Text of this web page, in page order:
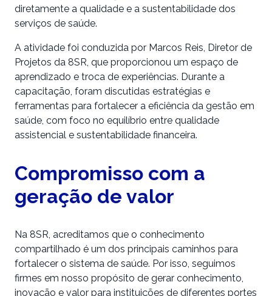
diretamente a qualidade e a sustentabilidade dos
serviços de saúde.
A atividade foi conduzida por Marcos Reis, Diretor de
Projetos da 8SR, que proporcionou um espaço de
aprendizado e troca de experiências. Durante a
capacitação, foram discutidas estratégias e
ferramentas para fortalecer a eficiência da gestão em
saúde, com foco no equilíbrio entre qualidade
assistencial e sustentabilidade financeira.
Compromisso com a
geração de valor
Na 8SR, acreditamos que o conhecimento
compartilhado é um dos principais caminhos para
fortalecer o sistema de saúde. Por isso, seguimos
firmes em nosso propósito de gerar conhecimento,
inovação e valor para instituições de diferentes portes